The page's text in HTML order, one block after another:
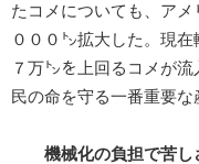
たコメについても、ア
０００㌧拡大した。現
７万㌧を上回るコメが
民の命を守る一番重要な
機械化の負担で苦し